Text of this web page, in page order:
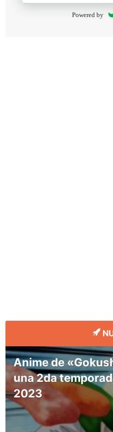
Powered by
Anime de
una 2da
2023